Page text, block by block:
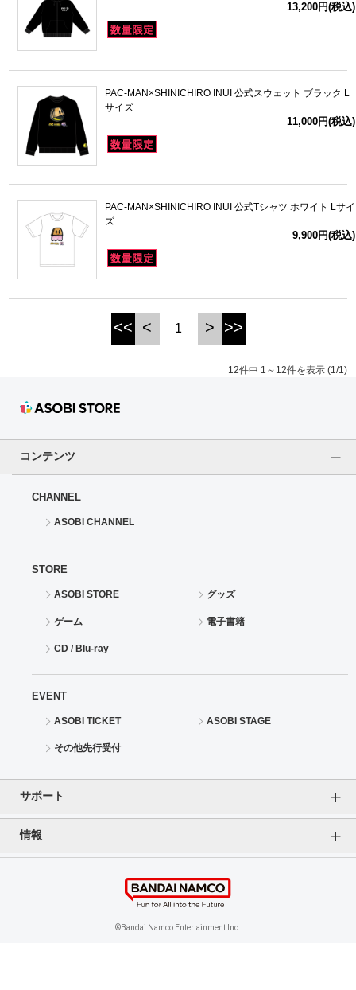
13,200円(税込)
PAC-MAN×SHINICHIRO INUI 公式スウェット ブラック L
サイズ
11,000円(税込)
PAC-MAN×SHINICHIRO INUI 公式Tシャツ ホワイト Lサイ
ズ
9,900円(税込)
<< < 1 > >>
12件中 1～12件を表示 (1/1)
コンテンツ
CHANNEL
ASOBI CHANNEL
STORE
ASOBI STORE グッズ
ゲーム 電子書籍
CD / Blu-ray
EVENT
ASOBI TICKET ASOBI STAGE
その他先行受付
サポート
情報
個人情報保護方針
特定商取引法に基づく表記 企業情報
©Bandai Namco Entertainment Inc.